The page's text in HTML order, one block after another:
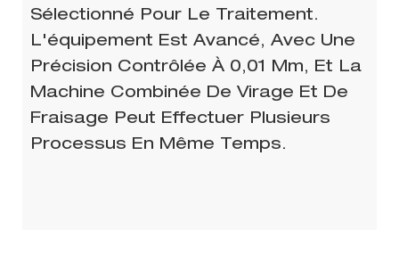
Sélectionné Pour Le Traitement.
L'équipement Est Avancé, Avec Une
Précision Contrôlée À 0,01 Mm, Et La
Machine Combinée De Virage Et De
Fraisage Peut Effectuer Plusieurs
Processus En Même Temps.